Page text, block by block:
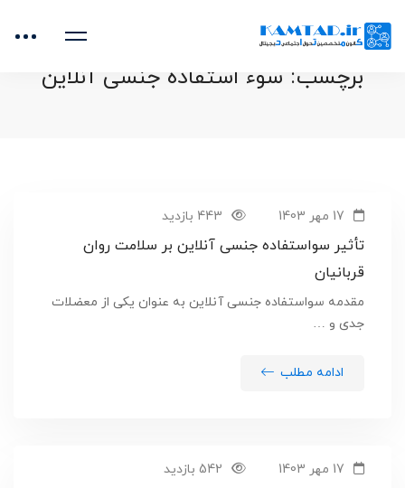
خانه بلاگ سوء استفاده جنسی آنلاین
برچسب: سوء استفاده جنسی آنلاین
17 مهر 1403 443 بازدید
تأثیر سواستفاده جنسی آنلاین بر سلامت روان
قربانیان
مقدمه سواستفاده جنسی آنلاین به عنوان یکی از معضلات
جدی و …
ادامه مطلب
17 مهر 1403 542 بازدید